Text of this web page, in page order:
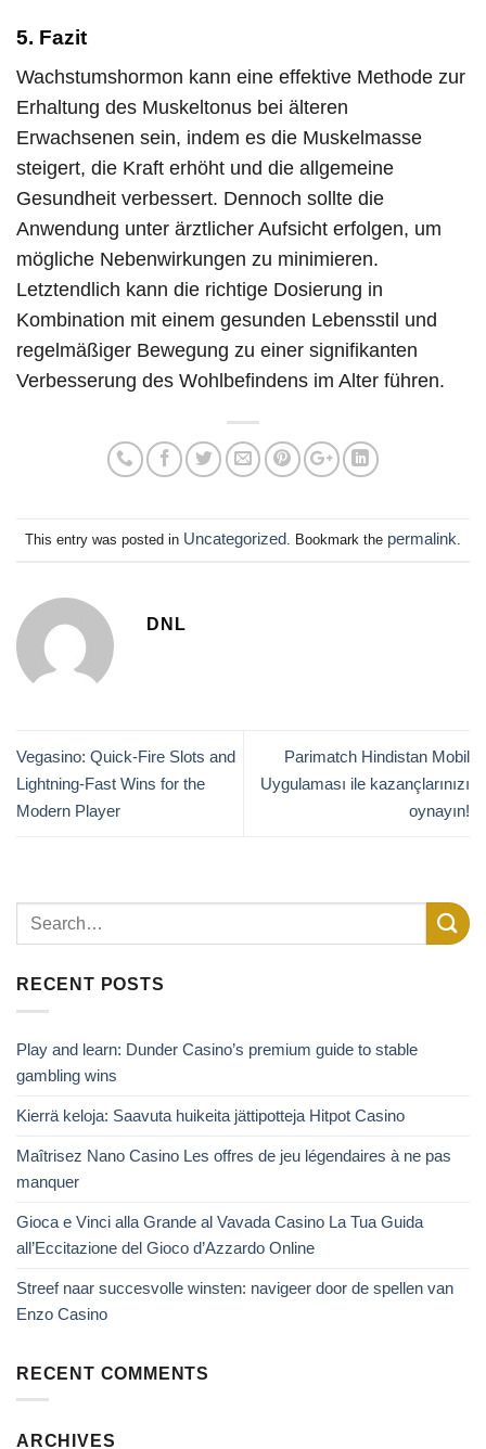
5. Fazit
Wachstumshormon kann eine effektive Methode zur
Erhaltung des Muskeltonus bei älteren
Erwachsenen sein, indem es die Muskelmasse
steigert, die Kraft erhöht und die allgemeine
Gesundheit verbessert. Dennoch sollte die
Anwendung unter ärztlicher Aufsicht erfolgen, um
mögliche Nebenwirkungen zu minimieren.
Letztendlich kann die richtige Dosierung in
Kombination mit einem gesunden Lebensstil und
regelmäßiger Bewegung zu einer signifikanten
Verbesserung des Wohlbefindens im Alter führen.
This entry was posted in Uncategorized . Bookmark the permalink
DNL
Vegasino: Quick‑Fire Slots and
Lightning‑Fast Wins for the
Modern Player
Parimatch Hindistan Mobil
Uygulaması ile kazançlarınızı
oynayın!
RECENT POSTS
Play and learn: Dunder Casino’s premium guide to stable
gambling wins
Kierrä keloja: Saavuta huikeita jättipotteja Hitpot Casino
Maîtrisez Nano Casino Les offres de jeu légendaires à ne pas
manquer
Gioca e Vinci alla Grande al Vavada Casino La Tua Guida
all’Eccitazione del Gioco d’Azzardo Online
Streef naar succesvolle winsten: navigeer door de spellen van
Enzo Casino
RECENT COMMENTS
ARCHIVES